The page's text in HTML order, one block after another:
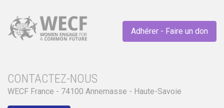
Adhérer - Faire un don
CONTACTEZ-NOUS
WECF France - 74100 Annemasse - Haute-Savoie